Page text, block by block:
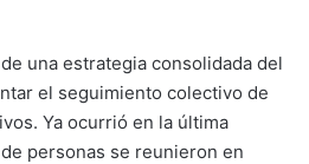
una estrategia consolidada del
el seguimiento colectivo de
Ya ocurrió en la última
personas se reunieron en